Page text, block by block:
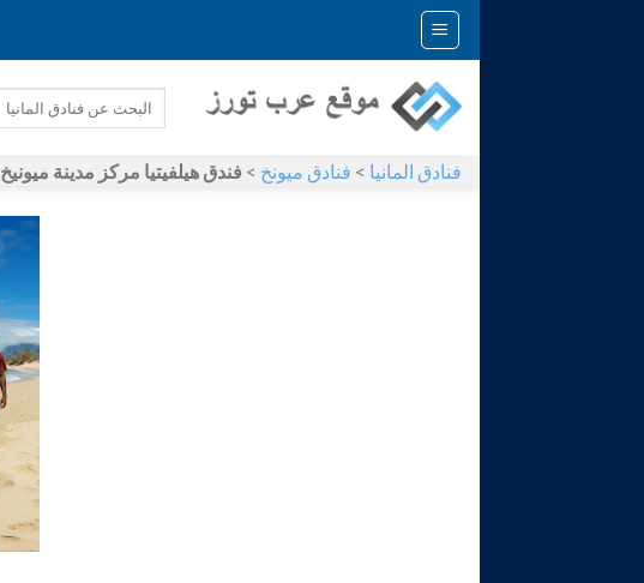
Skip
فنادق المانيا > فنادق ميونخ > فندق هيلفيتيا مركز مدينة ميونيخ Helvetia München City Centre